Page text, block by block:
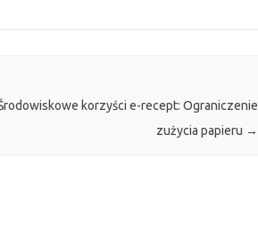
korzyści e-recept: Ograniczenie
zużycia papieru →